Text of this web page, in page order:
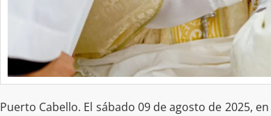
Puerto Cabello. El sábado 09 de agosto de 2025,